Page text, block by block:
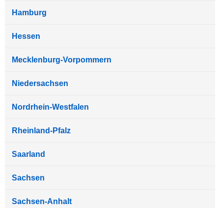
Hamburg
Hessen
Mecklenburg-Vorpommern
Niedersachsen
Nordrhein-Westfalen
Rheinland-Pfalz
Saarland
Sachsen
Sachsen-Anhalt